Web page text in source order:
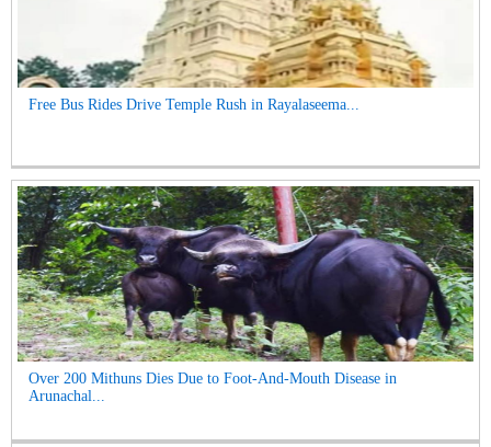
Free Bus Rides Drive Temple Rush in Rayalaseema...
Over 200 Mithuns Dies Due to Foot-And-Mouth Disease in
Arunachal...